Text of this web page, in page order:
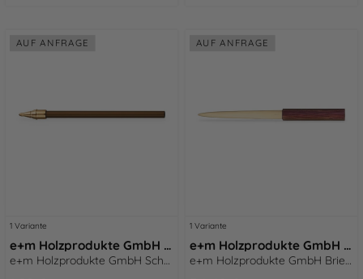
AUF ANFRAGE
1 Variante
e+m Holzprodukte GmbH Schreibminen Steckmine 62 mm blau
e+m Holzprodukte GmbH Schreibminen Steckmine 62 mm blau
AUF ANFRAGE
1 Variante
e+m Holzprodukte GmbH Brieföffner MESSENGER natur
e+m Holzprodukte GmbH Brieföffner MESSENGER natur